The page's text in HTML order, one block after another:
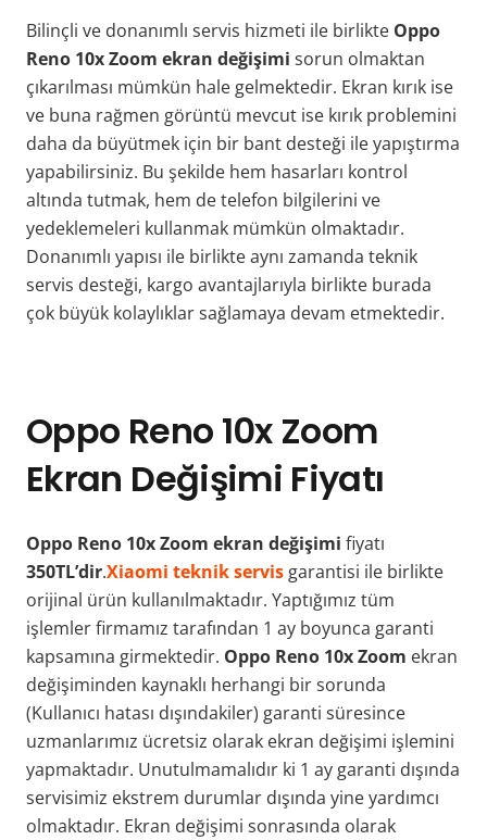
Bilinçli ve donanımlı servis hizmeti ile birlikte Oppo
Reno 10x Zoom ekran değişimi sorun olmaktan
çıkarılması mümkün hale gelmektedir. Ekran kırık ise
ve buna rağmen görüntü mevcut ise kırık problemini
daha da büyütmek için bir bant desteği ile yapıştırma
yapabilirsiniz. Bu şekilde hem hasarları kontrol
altında tutmak, hem de telefon bilgilerini ve
yedeklemeleri kullanmak mümkün olmaktadır.
Donanımlı yapısı ile birlikte aynı zamanda teknik
servis desteği, kargo avantajlarıyla birlikte burada
çok büyük kolaylıklar sağlamaya devam etmektedir.
Oppo Reno 10x Zoom
Ekran Değişimi Fiyatı
Oppo Reno 10x Zoom ekran değişimi fiyatı
350TL’dir.Xiaomi teknik servis garantisi ile birlikte
orijinal ürün kullanılmaktadır. Yaptığımız tüm
işlemler firmamız tarafından 1 ay boyunca garanti
kapsamına girmektedir. Oppo Reno 10x Zoom ekran
değişiminden kaynaklı herhangi bir sorunda
(Kullanıcı hatası dışındakiler) garanti süresince
uzmanlarımız ücretsiz olarak ekran değişimi işlemini
yapmaktadır. Unutulmamalıdır ki 1 ay garanti dışında
servisimiz ekstrem durumlar dışında yine yardımcı
olmaktadır. Ekran değişimi sonrasında olarak